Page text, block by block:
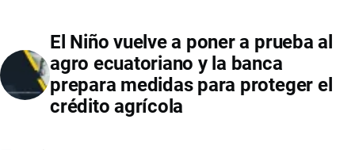
COMERCIO
CANADÁ:
ESTOS
SON
LOS
El Niño vuelve a poner a prueba al
agro ecuatoriano y la banca
prepara medidas para proteger el
crédito agrícola